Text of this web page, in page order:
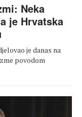
Neka
je Hrvatska
je danas na
povodom